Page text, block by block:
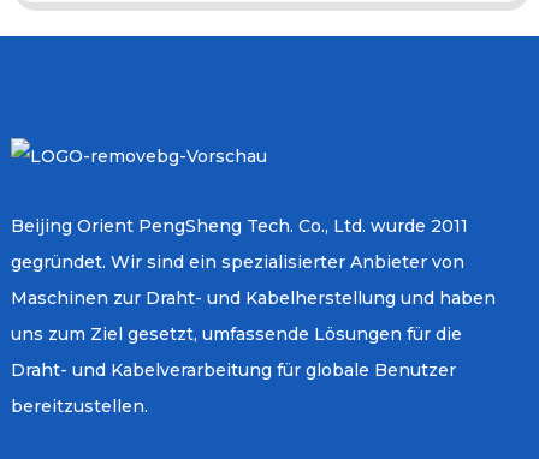
Beijing Orient PengSheng Tech. Co., Ltd. wurde 2011
gegründet. Wir sind ein spezialisierter Anbieter von
Maschinen zur Draht- und Kabelherstellung und haben
uns zum Ziel gesetzt, umfassende Lösungen für die
Draht- und Kabelverarbeitung für globale Benutzer
bereitzustellen.